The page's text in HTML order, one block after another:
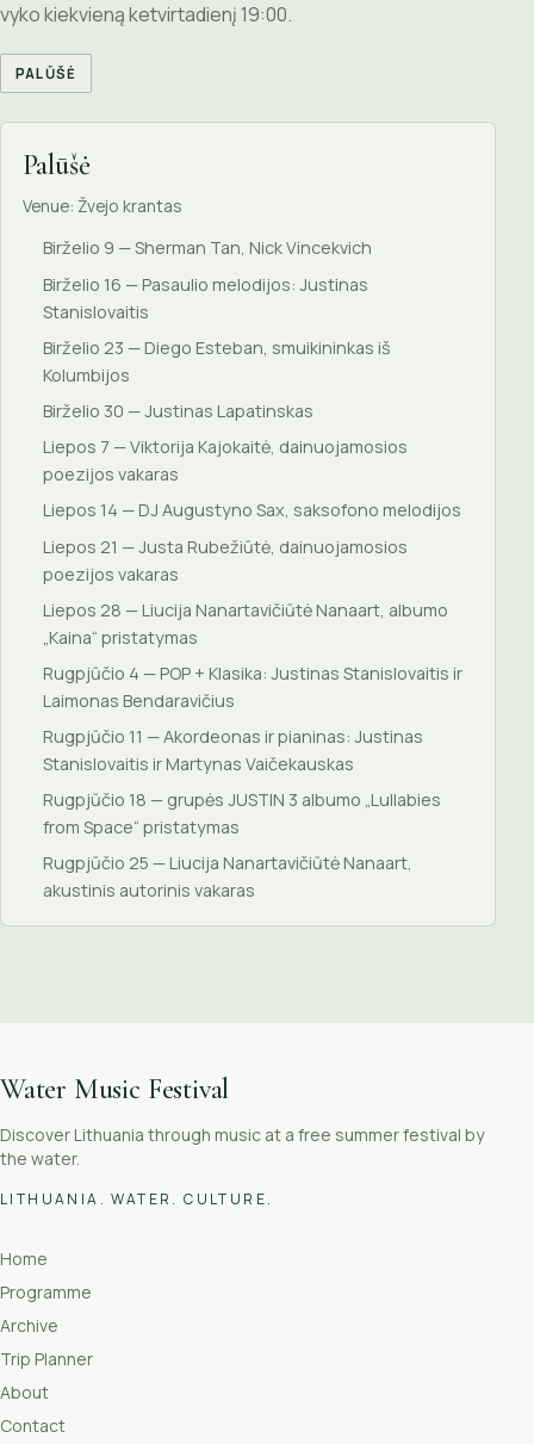
vyko kiekvieną ketvirtadienį 19:00.
PALŪŠĖ
Palūšė
Venue: Žvejo krantas
Birželio 9 — Sherman Tan, Nick Vincekvich
Birželio 16 — Pasaulio melodijos: Justinas
Stanislovaitis
Birželio 23 — Diego Esteban, smuikininkas iš
Kolumbijos
Birželio 30 — Justinas Lapatinskas
Liepos 7 — Viktorija Kajokaitė, dainuojamosios
poezijos vakaras
Liepos 14 — DJ Augustyno Sax, saksofono melodijos
Liepos 21 — Justa Rubežiūtė, dainuojamosios
poezijos vakaras
Liepos 28 — Liucija Nanartavičiūtė Nanaart, albumo
„Kaina“ pristatymas
Rugpjūčio 4 — POP + Klasika: Justinas Stanislovaitis ir
Laimonas Bendaravičius
Rugpjūčio 11 — Akordeonas ir pianinas: Justinas
Stanislovaitis ir Martynas Vaičekauskas
Rugpjūčio 18 — grupės JUSTIN 3 albumo „Lullabies
from Space“ pristatymas
Rugpjūčio 25 — Liucija Nanartavičiūtė Nanaart,
akustinis autorinis vakaras
Water Music Festival
Discover Lithuania through music at a free summer festival by
the water.
LITHUANIA. WATER. CULTURE.
Home
Programme
Archive
Trip Planner
About
Contact